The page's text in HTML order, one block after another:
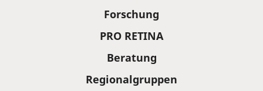
Forschung
PRO RETINA
Beratung
Regionalgruppen